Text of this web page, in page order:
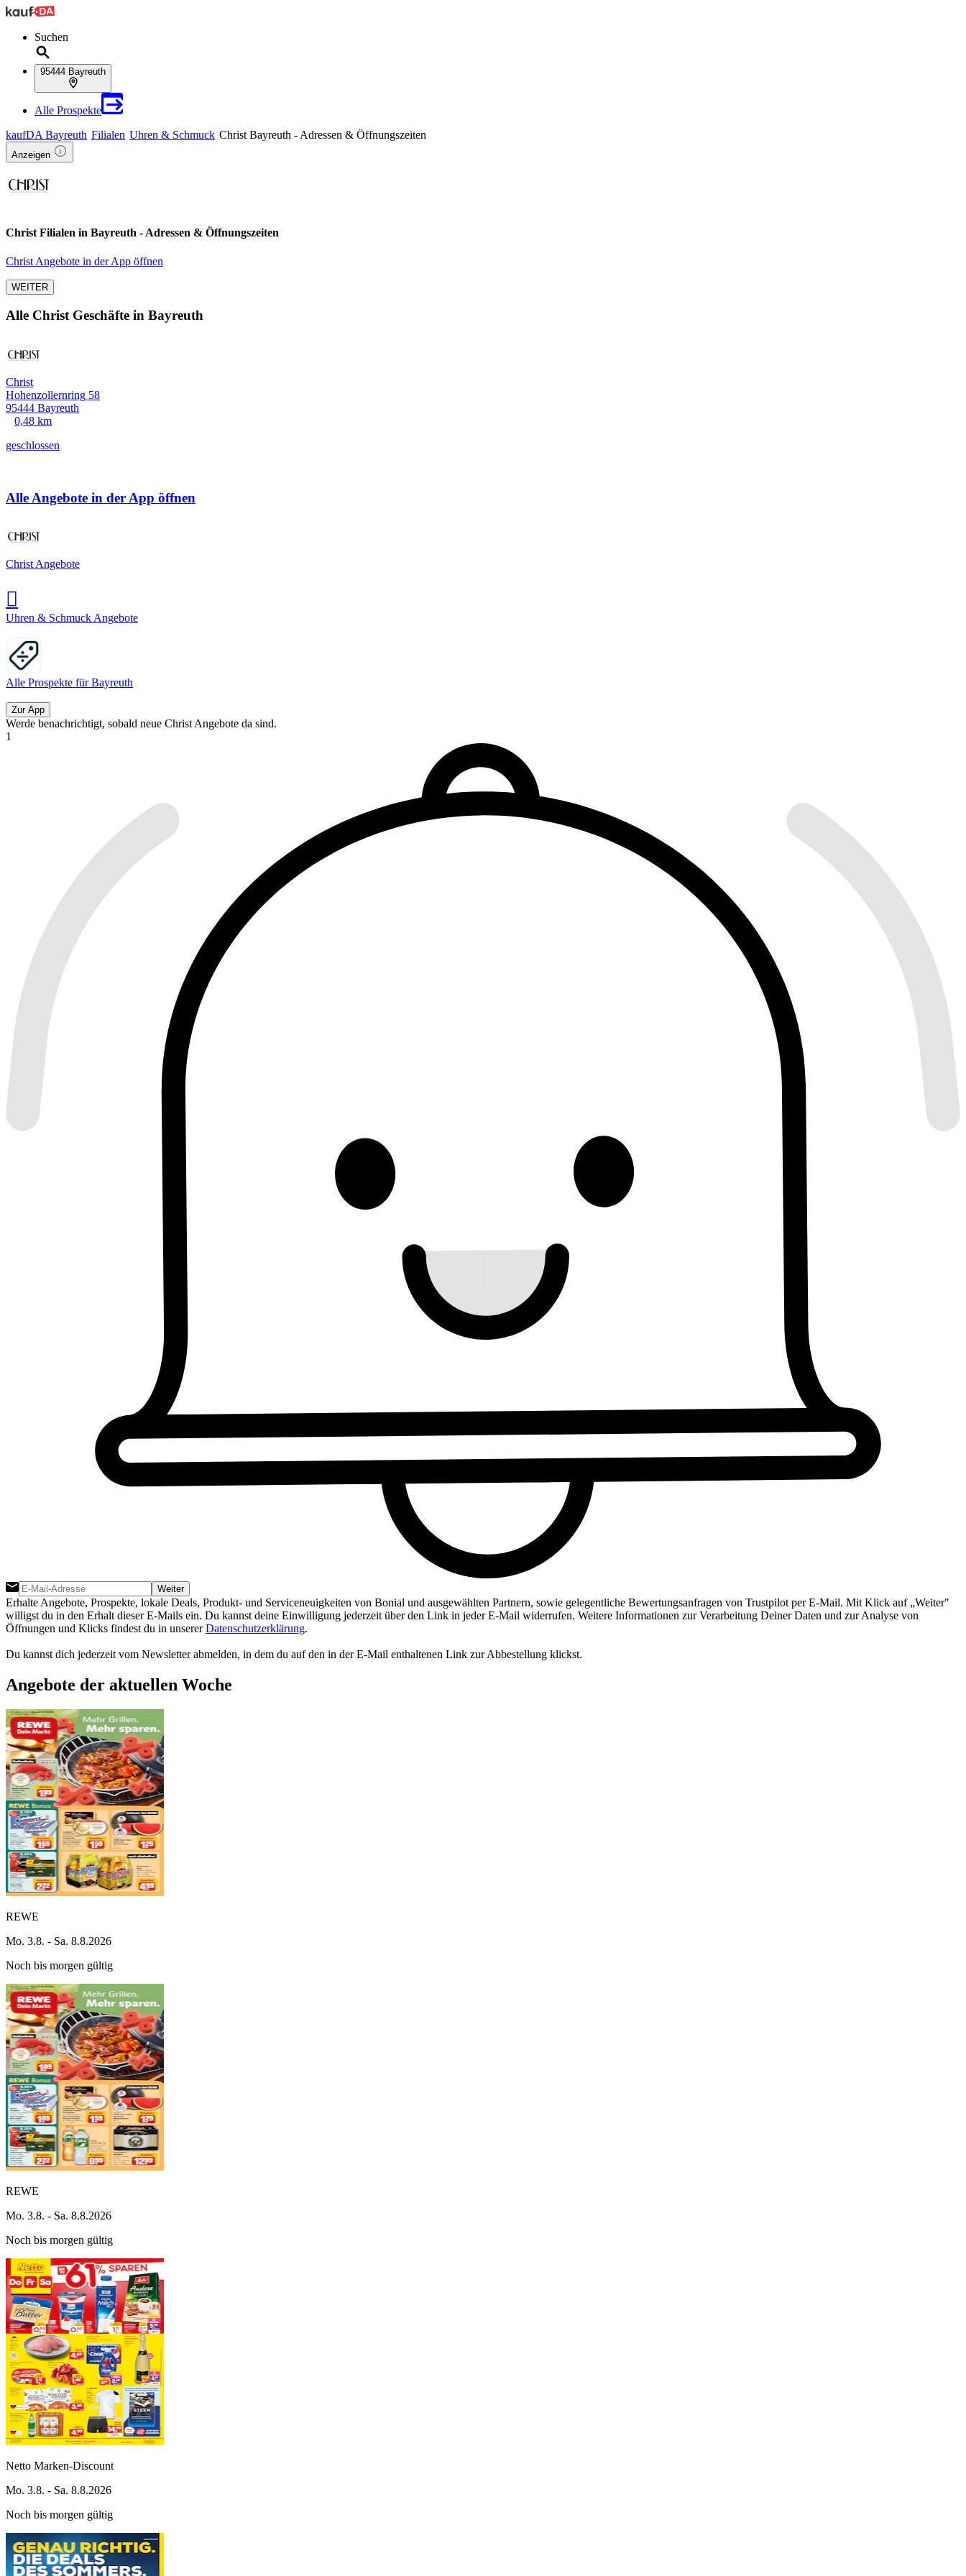
Suchen
95444 Bayreuth
Alle Prospekte
kaufDA Bayreuth Filialen Uhren & Schmuck Christ Bayreuth - Adressen & Öffnungszeiten
Anzeigen
Christ Filialen in Bayreuth - Adressen & Öffnungszeiten
Christ Angebote in der App öffnen
WEITER
Alle Christ Geschäfte in Bayreuth
Christ
Hohenzollernring 58
95444 Bayreuth
0,48 km
geschlossen
Alle Angebote in der App öffnen
Christ Angebote
Uhren & Schmuck Angebote
Alle Prospekte für Bayreuth
Zur App
Werde benachrichtigt, sobald neue Christ Angebote da sind.
Weiter
Erhalte Angebote, Prospekte, lokale Deals, Produkt- und Serviceneuigkeiten von Bonial und ausgewählten Partnern, sowie gelegentliche Bewertungsanfragen von Trustpilot per E-Mail. Mit Klick auf „Weiter"
willigst du in den Erhalt dieser E-Mails ein. Du kannst deine Einwilligung jederzeit über den Link in jeder E-Mail widerrufen. Weitere Informationen zur Verarbeitung Deiner Daten und zur Analyse von
Öffnungen und Klicks findest du in unsererDatenschutzerklärung.
Du kannst dich jederzeit vom Newsletter abmelden, in dem du auf den in der E-Mail enthaltenen Link zur Abbestellung klickst.
Angebote der aktuellen Woche
REWE
Mo. 3.8. - Sa. 8.8.2026
Noch bis morgen gültig
REWE
Mo. 3.8. - Sa. 8.8.2026
Noch bis morgen gültig
Netto Marken-Discount
Mo. 3.8. - Sa. 8.8.2026
Noch bis morgen gültig